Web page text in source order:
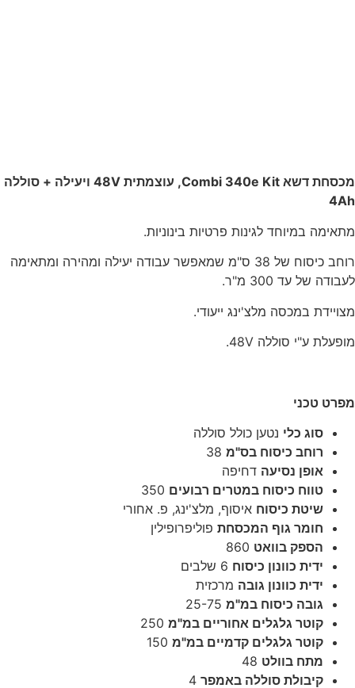
מכסחת דשא Combi 340e Kit, עוצמתית 48V ויעילה + סוללה
4Ah
מתאימה במיוחד לגינות פרטיות בינוניות.
רוחב כיסוח של 38 ס"מ שמאפשר עבודה יעילה ומהירה ומתאימה
לעבודה של עד 300 מ"ר.
מצויידת במכסה מלצ'ינג ייעודי.
מופעלת ע"י סוללה 48V.
מפרט טכני
סוג כלי נטען כולל סוללה
רוחב כיסוח בס"מ 38
אופן נסיעה דחיפה
טווח כיסוח במטרים רבועים 350
שיטת כיסוח איסוף, מלצ'ינג, פ. אחורי
חומר גוף המכסחת פוליפרופילין
הספק בוואט 860
ידית כוונון כיסוח 6 שלבים
ידית כוונון גובה מרכזית
גובה כיסוח במ"מ 25-75
קוטר גלגלים אחוריים במ"מ 250
קוטר גלגלים קדמיים במ"מ 150
מתח בוולט 48
קיבולת סוללה באמפר 4